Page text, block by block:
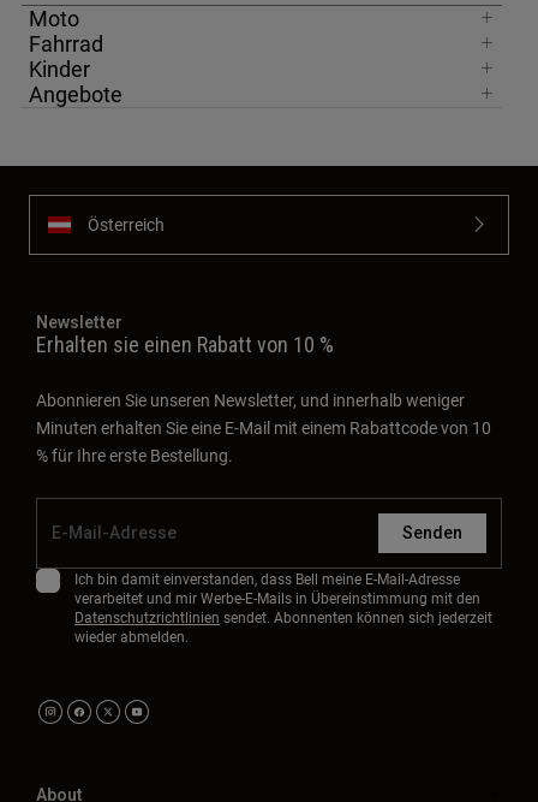
Moto
Fahrrad
Kinder
Angebote
Österreich
Newsletter
Erhalten sie einen Rabatt von 10 %
Abonnieren Sie unseren Newsletter, und innerhalb weniger
Minuten erhalten Sie eine E-Mail mit einem Rabattcode von 10
% für Ihre erste Bestellung.
Senden
Ich bin damit einverstanden, dass Bell meine E-Mail-Adresse
verarbeitet und mir Werbe-E-Mails in Übereinstimmung mit den
Datenschutzrichtlinien sendet. Abonnenten können sich jederzeit
wieder abmelden.
About